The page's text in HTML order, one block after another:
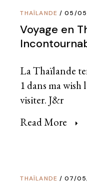
THAÏLANDE 05/
Voyage en
La Thaïlande
1 dans ma
visiter. J&r
Read More
THAÏLANDE 07/